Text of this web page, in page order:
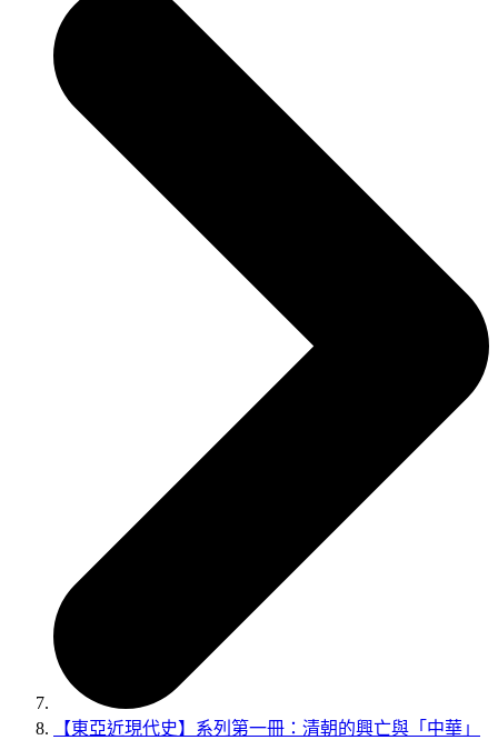
【東亞近現代史】系列第一冊：清朝的興亡與「中華」